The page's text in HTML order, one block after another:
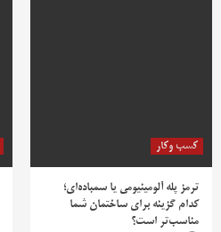
کسب وکار
ترمز پله آلومینیومی یا سمباده‌ای؛
کدام گزینه برای ساختمان شما
مناسب‌تر است؟